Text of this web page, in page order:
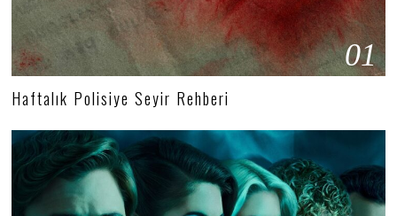
01
Haftalık Polisiye Seyir Rehberi